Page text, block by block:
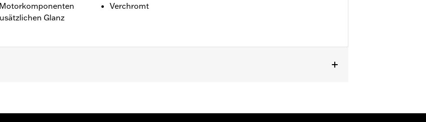
Glanz
Verchromt